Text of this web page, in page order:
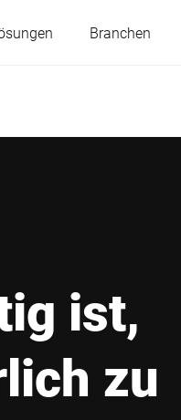
Branchen
Polen
Serbien
ist,
zu